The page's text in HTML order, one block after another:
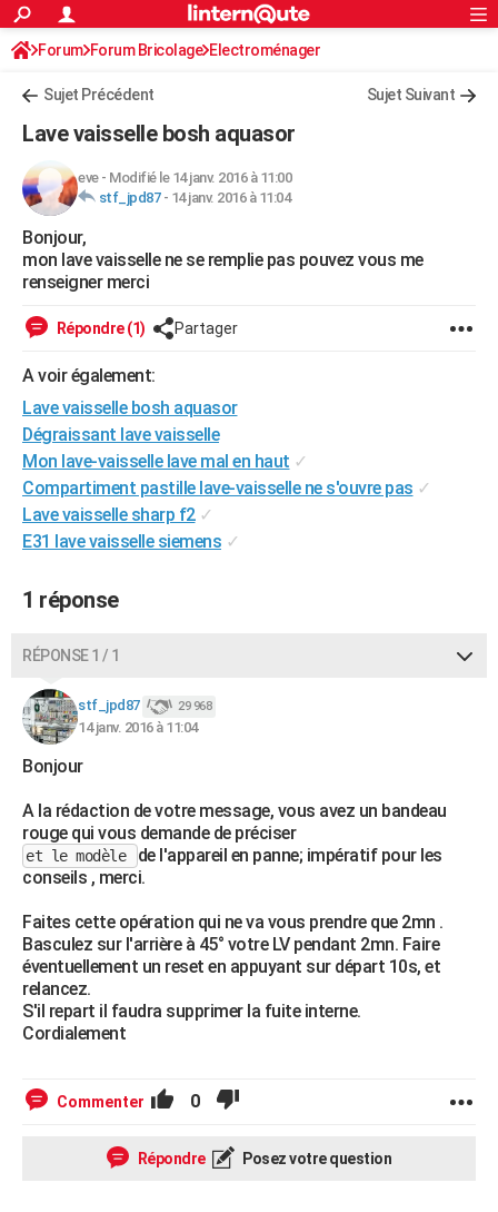
ACTUALITÉS
Politique
Société
Faits Divers
Education
Monde
Villes
+
Retraite
Impôts
Epargne
Immobilier
Risques naturels par ville
Banque
Assurance
Crédit
AUTO
Essais
Réserver un essai
Citadines
Berlines
SUV
Forum auto
+HIGH-TECH
Mobiles
Meilleur smartphone
Internet
Ordinateurs
Jeux vidéo
Guide high-tech
+
Forum
Aménagement intérieur
Extérieur
Cuisine
Salle de bains
Jardinage
Rangement
WEEK-END
Guides de France
Escapades
Patrimoine
Expositions
Musées
Week-end nature
+LIFESTYLE
Art de vivre
Bien-être
Loisirs
Mode
Modes de vie
SANTE
Alimentation
Guide de la santé
Maladies
Médicaments
Sommeil
VOYAGE
Destinations
City break
Voyage nature
Voyage de noces
Forum
Climat
+PHOTO
BONS PLANS
CARTE DE VOEUX
Carte de Noël
Carte Bonne année
Carte Saint-Valentin
Carte Pâques
Carte d'anniversaire
DICTIONNAIRE
Dictionnaire
Biographies
Citations
Expressions
Proverbes
S'inscrire
Se connecter
Lycées
Collèges
Primaires
Universités
Entreprises
Service militaire
Avis de recherche
AVIS DE DÉCÈS
FORUM
Bricolage
Lifestyle
Culture
Sport
Auto
Television
Voyage
Cinema
S'inscrire
Connexion
Forum Forum Bricolage Electroménager
Sujet Précédent Sujet Suivant
Lave vaisselle bosh aquasor
eve- Modifié le 14 janv. 2016 à 11:00
stf_jpd87- 14 janv. 2016 à 11:04
Bonjour,
mon lave vaisselle ne se remplie pas pouvez vous me
renseigner merci
Répondre (1) Partager
A voir également:
Lave vaisselle bosh aquasor
Dégraissant lave vaisselle
Mon lave-vaisselle lave mal en haut ✓
Compartiment pastille lave-vaisselle ne s'ouvre pas ✓
Lave vaisselle sharp f2 ✓
E31 lave vaisselle siemens ✓
1 réponse
RÉPONSE 1 / 1
stf_jpd87 29 968
14 janv. 2016 à 11:04
Bonjour
A la rédaction de votre message, vous avez un bandeau
rouge qui vous demande de préciser
et le modèle
de l'appareil en panne; impératif pour les
conseils , merci.
Faites cette opération qui ne va vous prendre que 2mn .
Basculez sur l'arrière à 45° votre LV pendant 2mn. Faire
éventuellement un reset en appuyant sur départ 10s, et
relancez.
S'il repart il faudra supprimer la fuite interne.
Cordialement
Commenter 0
Répondre Posez votre question